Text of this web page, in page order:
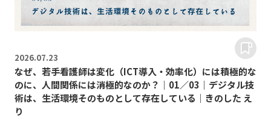
2026.07.23
なぜ、若手看護師は変化（ICT導入・効率化）には積極的な
のに、人間関係には消極的なのか？｜01／03｜デジタル技
術は、生活環境そのものとして存在している｜きのした え
り